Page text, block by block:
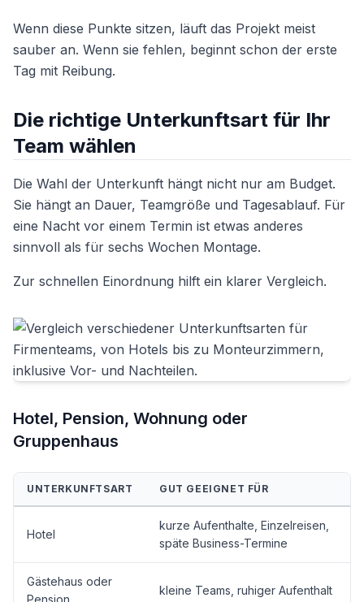
Wenn diese Punkte sitzen, läuft das Projekt meist
sauber an. Wenn sie fehlen, beginnt schon der erste
Tag mit Reibung.
Die richtige Unterkunftsart für Ihr
Team wählen
Die Wahl der Unterkunft hängt nicht nur am Budget.
Sie hängt an Dauer, Teamgröße und Tagesablauf. Für
eine Nacht vor einem Termin ist etwas anderes
sinnvoll als für sechs Wochen Montage.
Zur schnellen Einordnung hilft ein klarer Vergleich.
Hotel, Pension, Wohnung oder
Gruppenhaus
UNTERKUNFTSART GUT GEEIGNET FÜR
Hotel
kurze Aufenthalte, Einzelreisen,
späte Business-Termine
Gästehaus oder
Pension
kleine Teams, ruhiger Aufenthalt